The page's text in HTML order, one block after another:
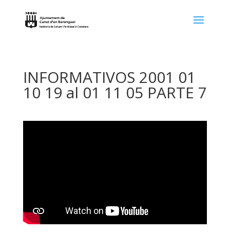
INFORMATIVOS 2001 01
10 19 al 01 11 05 PARTE 7